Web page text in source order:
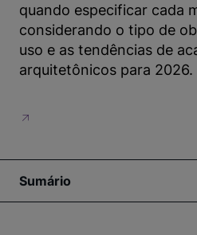
quando especificar cada
considerando o tipo de
uso e as tendências de
arquitetônicos para 2026.
Sumário